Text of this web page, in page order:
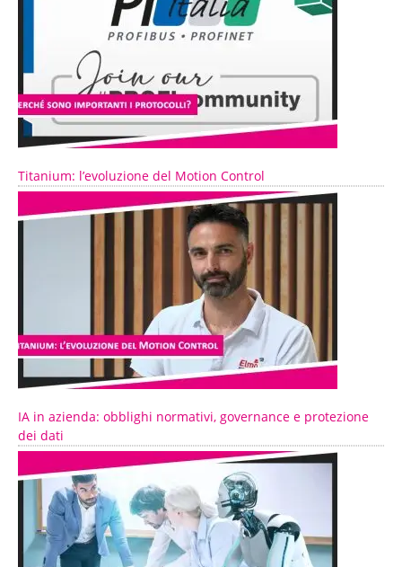
Titanium: l’evoluzione del Motion Control
IA in azienda: obblighi normativi, governance e protezione
dei dati